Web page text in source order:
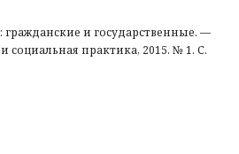
и государственные. —
социальная практика, 2015. № 1. С.